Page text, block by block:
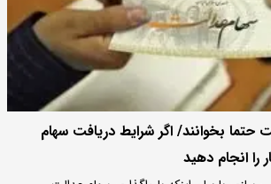
حتما بخوانند/ اگر شرایط دریافت سهام
را انجام دهید